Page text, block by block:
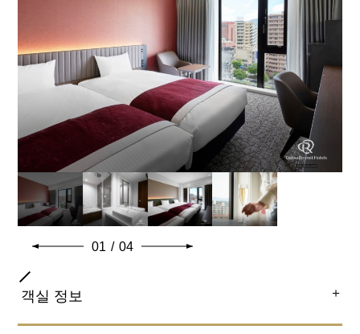
일반적인 객실 설비 · 용품
01 / 04
객실 정보 ＋